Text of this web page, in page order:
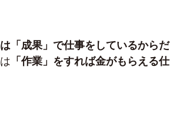
「成果」で仕事をしているからだ
「作業」をすれば金がもらえる仕